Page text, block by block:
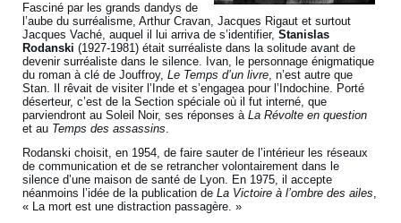
Fasciné par les grands dandys de
l’aube du surréalisme, Arthur Cravan, Jacques Rigaut et surtout
Jacques Vaché, auquel il lui arriva de s’identifier,Stanislas
Rodanski (1927-1981) était surréaliste dans la solitude avant de
devenir surréaliste dans le silence. Ivan, le personnage énigmatique
du roman à clé de Jouffroy,Le Temps d’un livre, n’est autre que
Stan. Il rêvait de visiter l’Inde et s’engagea pour l’Indochine. Porté
déserteur, c’est de la Section spéciale où il fut interné, que
parviendront au Soleil Noir, ses réponses àLa Révolte en question
et au Temps des assassins.
Rodanski choisit, en 1954, de faire sauter de l’intérieur les réseaux
de communication et de se retrancher volontairement dans le
silence d’une maison de santé de Lyon. En 1975, il accepte
néanmoins l’idée de la publication deLa Victoire à l’ombre des ailes,
« La mort est une distraction passagère. »